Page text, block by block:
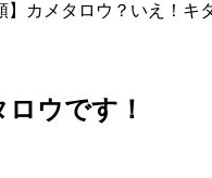
】カメタロウ？いえ！キ
ウです！